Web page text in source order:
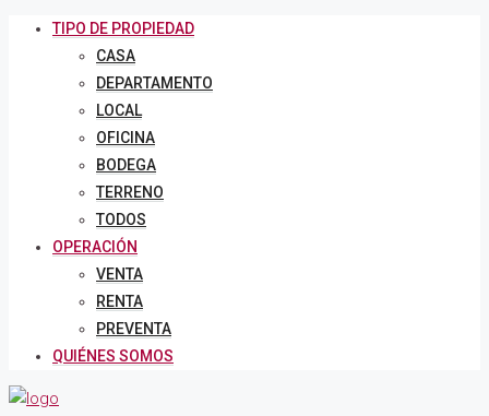
TIPO DE PROPIEDAD
CASA
DEPARTAMENTO
LOCAL
OFICINA
BODEGA
TERRENO
TODOS
OPERACIÓN
VENTA
RENTA
PREVENTA
QUIÉNES SOMOS